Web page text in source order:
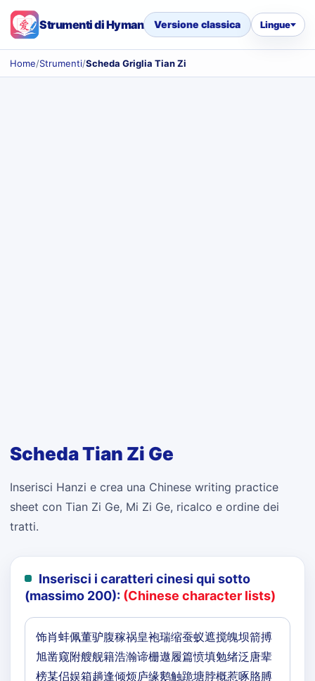
Strumenti di Hyman Versione classica Lingue
Home/Strumenti/Scheda Griglia Tian Zi
Scheda Tian Zi Ge
Inserisci Hanzi e crea una Chinese writing practice
sheet con Tian Zi Ge, Mi Zi Ge, ricalco e ordine dei
tratti.
Inserisci i caratteri cinesi qui sotto
(massimo 200): (Chinese character lists)